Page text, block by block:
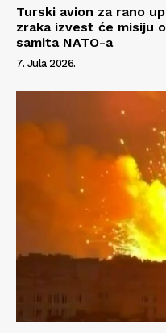
Turski avion za rano
zraka izvest će misiju
samita NATO-a
7. Jula 2026.